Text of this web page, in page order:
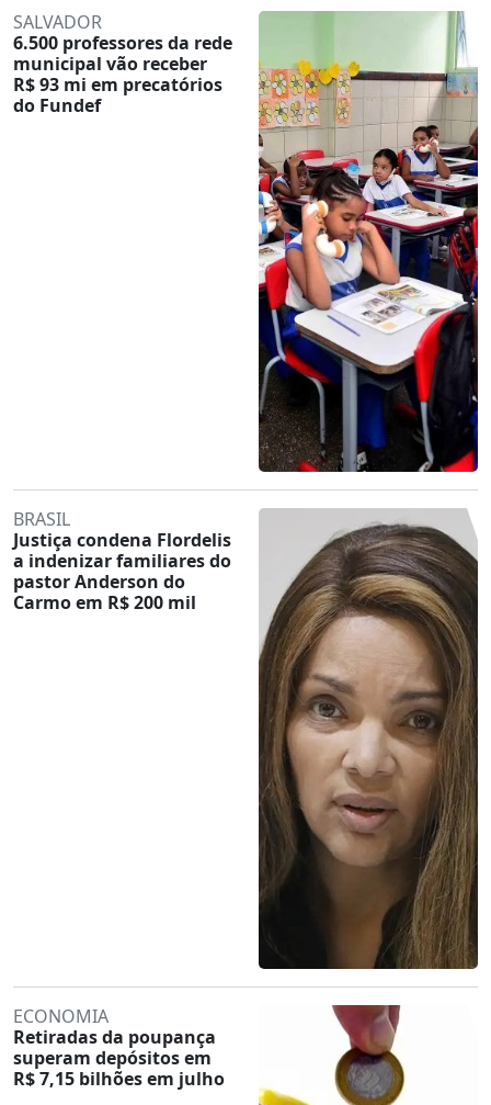
SALVADOR
6.500 professores da rede
municipal vão receber
R$ 93 mi em precatórios
do Fundef
BRASIL
Justiça condena Flordelis
a indenizar familiares do
pastor Anderson do
Carmo em R$ 200 mil
ECONOMIA
Retiradas da poupança
superam depósitos em
R$ 7,15 bilhões em julho